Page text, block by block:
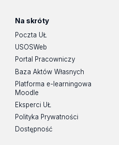
Na skróty
Poczta UŁ
USOSWeb
Portal Pracowniczy
Baza Aktów Własnych
Platforma e-learningowa
Moodle
Eksperci UŁ
Polityka Prywatności
Dostępność